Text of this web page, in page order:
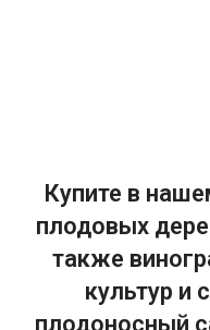
Купите в
плодовых
также
культур и
плодоносный